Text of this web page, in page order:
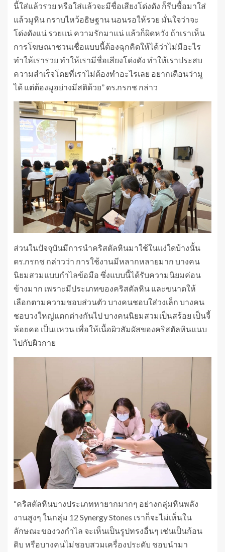
นี้ใส่แล้วรวย หรือใส่แล้วจะมีชื่อเสียงโด่งดัง ก็รีบซื้อมาใส่
แล้วมูหิน กราบไหว้อธิษฐาน นอนรอให้รวย มั่นใจว่าจะ
โด่งดังแน่ รวยแน่ ความรักมาแน่ แล้วก็ผิดหวัง ถ้าเราเห็น
การโฆษณาชวนเชื่อแบบนี้ต้องฉุกคิดให้ได้ว่าไม่มีอะไร
ทำให้เรารวย ทำให้เรามีชื่อเสียงโด่งดัง ทำให้เราประสบ
ความสำเร็จโดยที่เราไม่ต้องทำอะไรเลย อยากเตือนว่ามู
ได้ แต่ต้องมูอย่างมีสติด้วย” ดร.กรกช กล่าว
ส่วนในปัจจุบันมีการนำคริสตัลหินมาใช้ในแง่ใดบ้างนั้น
ดร.กรกช กล่าวว่า การใช้งานมีหลากหลายมาก บางคน
นิยมสวมแบบกำไลข้อมือ ซึ่งแบบนี้ได้รับความนิยมค่อน
ข้างมาก เพราะมีประเภทของคริสตัลหิน และขนาดให้
เลือกตามความชอบส่วนตัว บางคนชอบใส่วงเล็ก บางคน
ชอบวงใหญ่แตกต่างกันไป บางคนนิยมสวมเป็นสร้อย เป็นจี้
ห้อยคอ เป็นแหวน เพื่อให้เนื้อผิวสัมผัสของคริสตัลหินแนบ
ไปกับผิวกาย
“คริสตัลหินบางประเภทหายากมากๆ อย่างกลุ่มหินพลัง
งานสูงๆ ในกลุ่ม 12 Synergy Stones เราก็จะไม่เห็นใน
ลักษณะของวงกำไล จะเห็นเป็นรูปทรงอื่นๆ เช่นเป็นก้อน
ดิบ หรือบางคนไม่ชอบสวมเครื่องประดับ ชอบนำมา